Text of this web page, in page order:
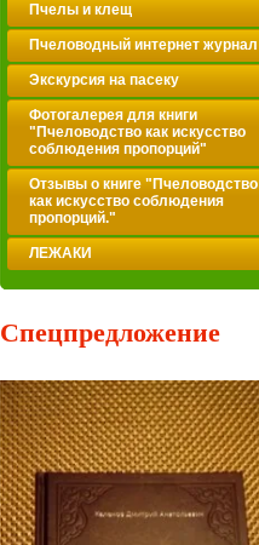
Пчелы и клещ
Пчеловодный интернет журнал
Экскурсия на пасеку
Фотогалерея для книги
"Пчеловодство как искусство
соблюдения пропорций"
Отзывы о книге "Пчеловодство
как искусство соблюдения
пропорций."
ЛЕЖАКИ
Спецпредложение